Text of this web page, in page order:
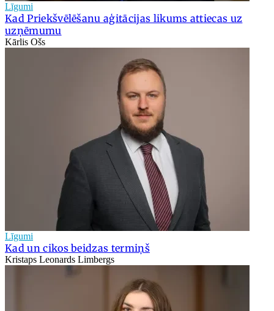
Līgumi
Kad Priekšvēlēšanu aģitācijas likums attiecas uz
uzņēmumu
Kārlis Ošs
Līgumi
Kad un cikos beidzas termiņš
Kristaps Leonards Limbergs